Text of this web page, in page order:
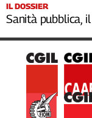
IL DOSSIER
Sanità pubblica,